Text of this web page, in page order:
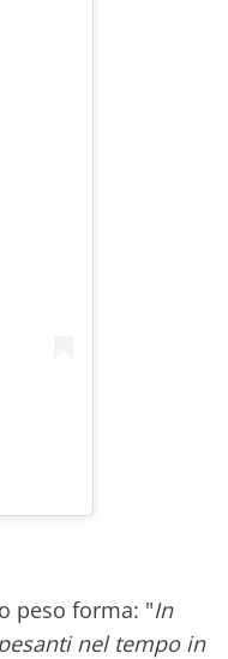
peso forma: "In
nel tempo in